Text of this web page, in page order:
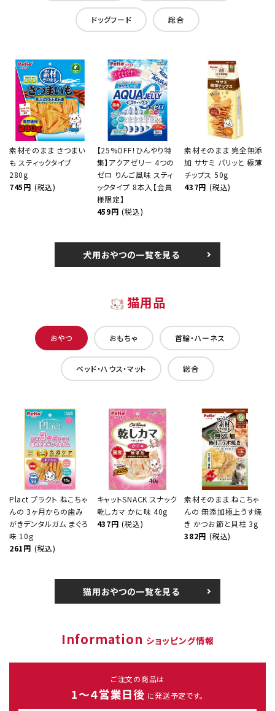
ドッグフード 総合
素材そのまま さつまい
も スティックタイプ
280g
745円 (税込)
【25%OFF！ひんやり特
集】アクアゼリー 4つの
ゼロ りんご風味 スティ
ックタイプ 8本入【会員
様限定】
459円 (税込)
素材そのまま 完全無添
加 ササミ パリッと 極薄
チップス 50g
437円 (税込)
犬用おやつの一覧を見る
猫用品
おやつ おもちゃ 首輪・ハーネス
ベッド・ハウス・マット 総合
Plact プラクト ねこちゃ
んの 3ヶ月からの歯み
がきデンタルガム まぐろ
味 10g
261円 (税込)
キャットSNACK スナック
乾しカマ かに味 40g
437円 (税込)
素材そのまま ねこちゃ
んの 無添加極上うす焼
き かつお節と貝柱 3g
382円 (税込)
猫用おやつの一覧を見る
Information ショッピング情報
ご注文の商品は
1～４営業日後 に発送予定です。